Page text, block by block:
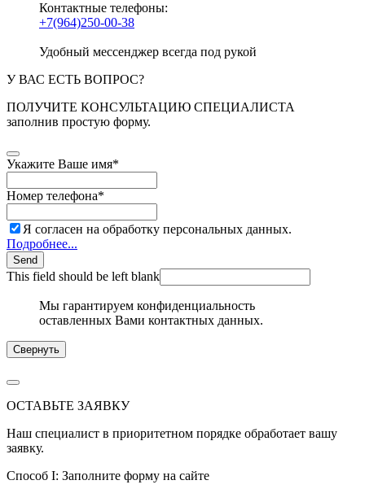
Контактные телефоны:
+7(964)250-00-38
Удобный мессенджер всегда под рукой
У ВАС ЕСТЬ ВОПРОС?
ПОЛУЧИТЕ КОНСУЛЬТАЦИЮ СПЕЦИАЛИСТА
заполнив простую форму.
Укажите Ваше имя*
Номер телефона*
Я согласен на обработку персональных данных.
Подробнее...
Send
This field should be left blank
Мы гарантируем конфиденциальность
оставленных Вами контактных данных.
Свернуть
ОСТАВЬТЕ ЗАЯВКУ
Наш специалист в приоритетном порядке обработает вашу
заявку.
Способ I: Заполните форму на сайте